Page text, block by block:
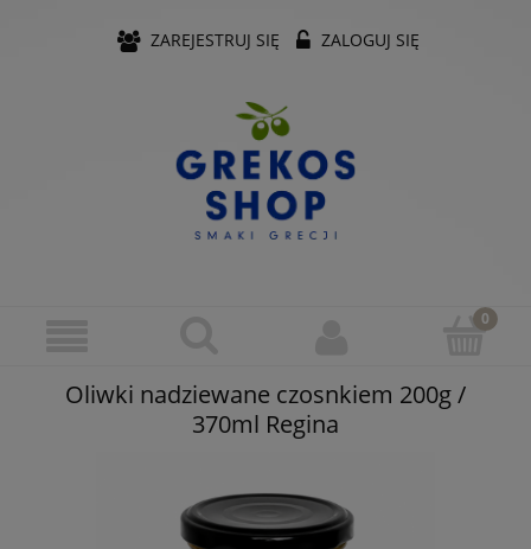
ZAREJESTRUJ SIĘ ZALOGUJ SIĘ
Oliwki nadziewane czosnkiem 200g /
370ml Regina